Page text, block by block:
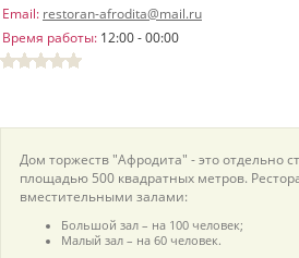
пїЅпїЅпїЅ
пїЅпїЅпїЅ
пїЅпїЅпїЅ
пїЅпїЅпїЅпїЅпїЅпїЅпїЅпїЅпїЅ
Email: restoran-afrodita@mail.ru
Время работы: 12:00 - 00:00
Дом торжеств "Афродита" - это отдельно
площадью 500 квадратных метров.
вместительными залами:
Большой зал – на 100 человек;
Малый зал – на 60 человек.